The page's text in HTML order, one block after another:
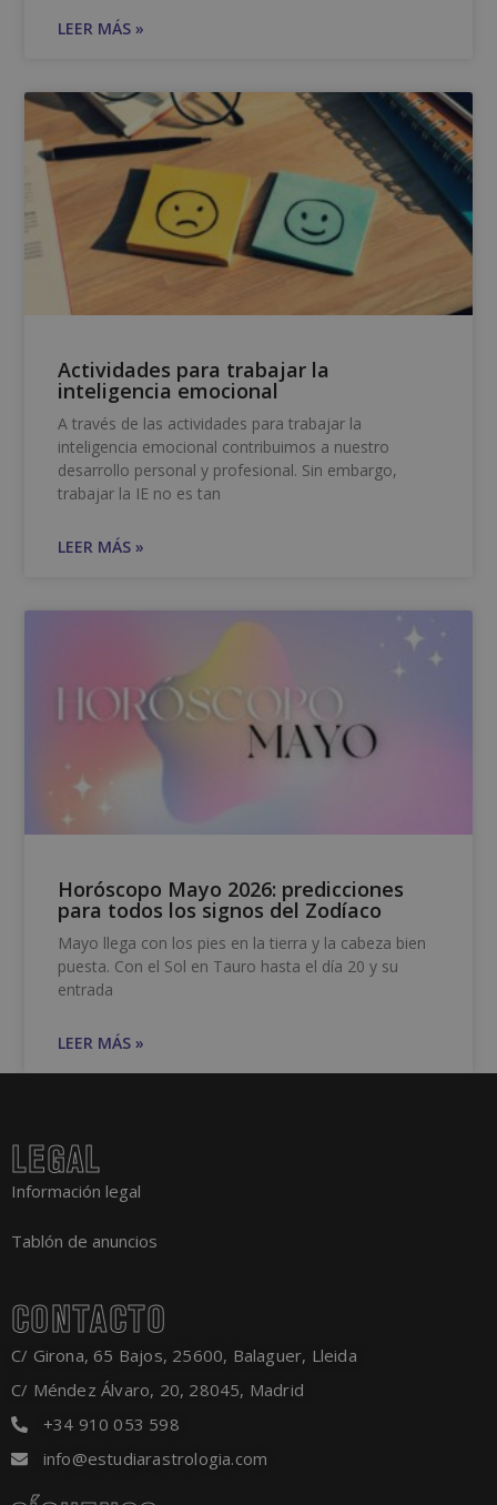
LEER MÁS »
Actividades para trabajar la
inteligencia emocional
A través de las actividades para trabajar la
inteligencia emocional contribuimos a nuestro
desarrollo personal y profesional. Sin embargo,
trabajar la IE no es tan
LEER MÁS »
Horóscopo Mayo 2026: predicciones
para todos los signos del Zodíaco
Mayo llega con los pies en la tierra y la cabeza bien
puesta. Con el Sol en Tauro hasta el día 20 y su
entrada
LEER MÁS »
LEGAL
Información legal
Tablón de anuncios
CONTACTO
C/ Girona, 65 Bajos, 25600, Balaguer, Lleida
C/ Méndez Álvaro, 20, 28045, Madrid
+34 910 053 598
info@estudiarastrologia.com